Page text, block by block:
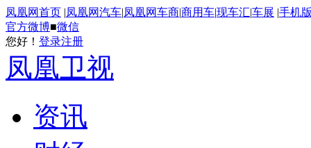
凤凰网首页 |凤凰网汽车|凤凰网车商|商用车|现车汇|车展 |手机
官方微博■微信
您好！ 登录注册
凤凰卫视
资讯